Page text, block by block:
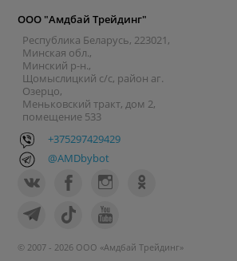
ООО "Амдбай Трейдинг"
Республика Беларусь, 223021,
Минская обл.,
Минский р-н.,
Щомыслицкий с/с, район аг.
Озерцо,
Меньковский тракт, дом 2,
помещение 533
+375297429429
@AMDbybot
© 2007 - 2026 ООО «Амдбай Трейдинг»